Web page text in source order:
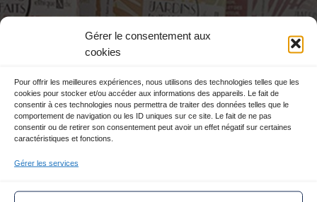
Gérer le consentement aux
cookies
Pour offrir les meilleures expériences, nous utilisons des technologies telles que les
cookies pour stocker et/ou accéder aux informations des appareils. Le fait de
consentir à ces technologies nous permettra de traiter des données telles que le
comportement de navigation ou les ID uniques sur ce site. Le fait de ne pas
consentir ou de retirer son consentement peut avoir un effet négatif sur certaines
caractéristiques et fonctions.
Gérer les services